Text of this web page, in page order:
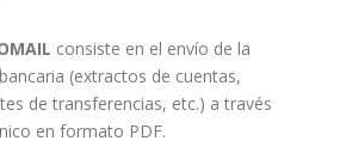
consiste en el envío de la
(extractos de cuentas,
de transferencias, etc.) a través
en formato PDF.